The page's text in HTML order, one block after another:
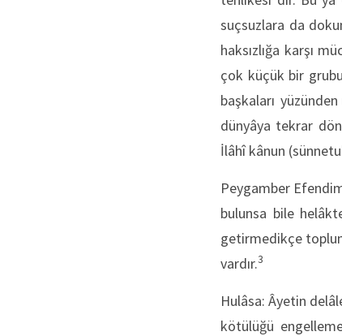
suçsuzlara da
haksızlığa karşı
çok küçük bir
başkaları
dünyâya tekrar
İlâhî kânun
Peygamber
bulunsa bile
getirmedikçe
vardır.3
Hulâsa: Âyetin
kötülüğü